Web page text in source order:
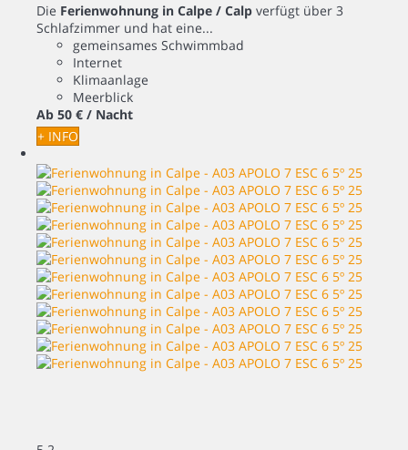
Die Ferienwohnung in Calpe / Calp verfügt über 3
Schlafzimmer und hat eine...
gemeinsames Schwimmbad
Internet
Klimaanlage
Meerblick
Ab 50 € / Nacht
+ INFO